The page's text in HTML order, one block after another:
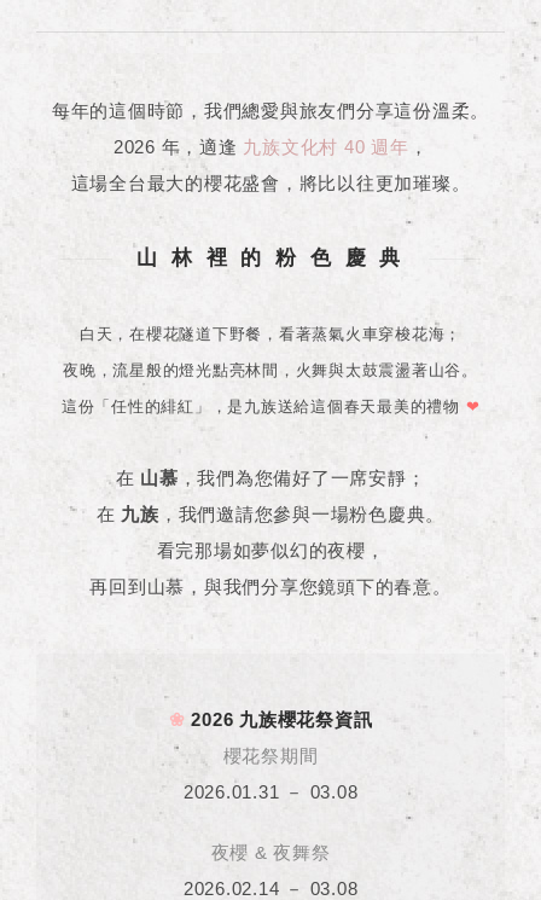
每年的這個時節，我們總愛與旅友們分享這份溫柔。
2026 年，適逢 九族文化村 40 週年 ，
這場全台最大的櫻花盛會，將比以往更加璀璨。
山 林 裡 的 粉 色 慶 典
白天，在櫻花隧道下野餐，看著蒸氣火車穿梭花海；
夜晚，流星般的燈光點亮林間，火舞與太鼓震盪著山谷。
這份「任性的緋紅」，是九族送給這個春天最美的禮物 ❤
在 山慕 ，我們為您備好了一席安靜；
在 九族 ，我們邀請您參與一場粉色慶典。
看完那場如夢似幻的夜櫻，
再回到山慕，與我們分享您鏡頭下的春意。
❀ 2026 九族櫻花祭資訊
櫻花祭期間
2026.01.31 － 03.08
夜櫻 & 夜舞祭
2026.02.14 － 03.08